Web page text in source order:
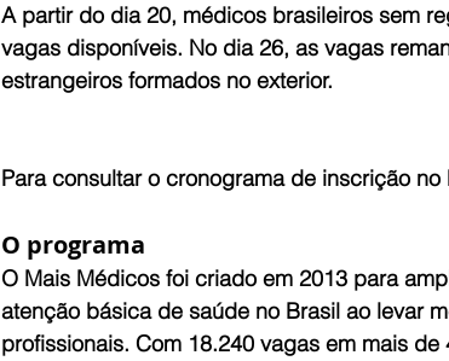
A partir do dia 20, médicos brasileiros sem
vagas disponíveis. No dia 26, as vagas
estrangeiros formados no exterior.
Para consultar o cronograma de inscrição
O programa
O Mais Médicos foi criado em 2013 para
atenção básica de saúde no Brasil ao levar
profissionais. Com 18.240 vagas em mais